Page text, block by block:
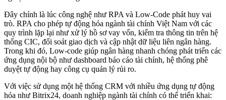
Đây chính là lúc công nghệ như RPA và Low-Code phát huy vai
trò. RPA cho phép tự động hóa ngành tài chính Việt Nam với các
quy trình lặp lại như xử lý hồ sơ vay vốn, kiểm tra thông tin trên hệ
thống CIC, đối soát giao dịch và cập nhật dữ liệu liên ngân hàng.
Trong khi đó, Low-code giúp ngân hàng nhanh chóng phát triển các
ứng dụng nội bộ như dashboard báo cáo tài chính, hệ thống phê
duyệt tự động hay công cụ quản lý rủi ro.
Với việc sử dụng một hệ thống CRM với nhiều ứng dụng tự động
hóa như Bitrix24, doanh nghiệp ngành tài chính có thể triển khai: